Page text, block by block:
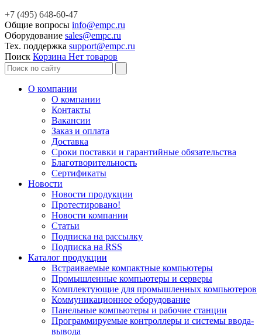
+7 (495) 648-60-47
Общие вопросы info@empc.ru
Оборудование sales@empc.ru
Тех. поддержка support@empc.ru
Поиск Корзина Нет товаров
О компании
О компании
Контакты
Вакансии
Заказ и оплата
Доставка
Сроки поставки и гарантийные обязательства
Благотворительность
Сертификаты
Новости
Новости продукции
Протестировано!
Новости компании
Статьи
Подписка на рассылку
Подписка на RSS
Каталог продукции
Встраиваемые компактные компьютеры
Промышленные компьютеры и серверы
Комплектующие для промышленных компьютеров
Коммуникационное оборудование
Панельные компьютеры и рабочие станции
Программируемые контроллеры и системы ввода-
вывода